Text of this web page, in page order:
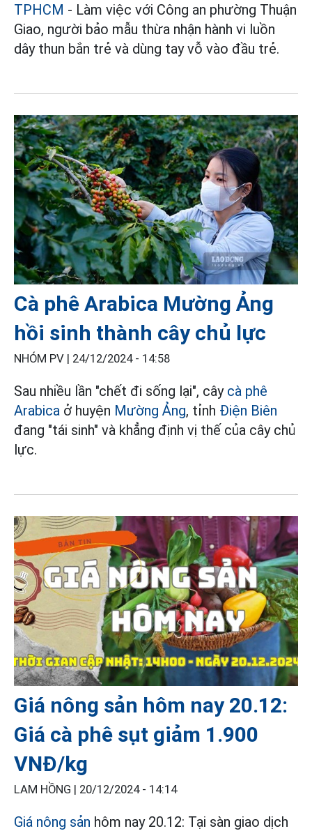
TPHCM - Làm việc với Công an phường Thuận
Giao, người bảo mẫu thừa nhận hành vi luồn
dây thun bắn trẻ và dùng tay vỗ vào đầu trẻ.
Cà phê Arabica Mường Ảng
hồi sinh thành cây chủ lực
NHÓM PV | 24/12/2024 - 14:58
Sau nhiều lần "chết đi sống lại", cây cà phê
Arabica ở huyện Mường Ảng, tỉnh Điện Biên
đang "tái sinh" và khẳng định vị thế của cây chủ
lực.
Giá nông sản hôm nay 20.12:
Giá cà phê sụt giảm 1.900
VNĐ/kg
LAM HỒNG | 20/12/2024 - 14:14
Giá nông sản hôm nay 20.12: Tại sàn giao dịch